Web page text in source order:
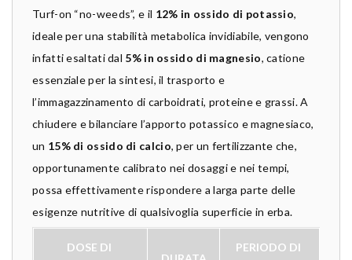
Turf-on “no-weeds”, e il 12% in ossido di potassio,
ideale per una stabilità metabolica invidiabile, vengono
infatti esaltati dal 5% in ossido di magnesio, catione
essenziale per la sintesi, il trasporto e
l’immagazzinamento di carboidrati, proteine e grassi. A
chiudere e bilanciare l’apporto potassico e magnesiaco,
un 15% di ossido di calcio, per un fertilizzante che,
opportunamente calibrato nei dosaggi e nei tempi,
possa effettivamente rispondere a larga parte delle
esigenze nutritive di qualsivoglia superficie in erba.
DOSE DI
PERIODO DI